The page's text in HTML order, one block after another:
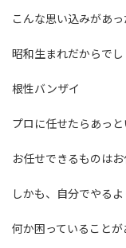
こんな思い込みがあ
昭和生まれだからで
根性バンザイ
プロに任せたらあっと
お任せできるものはお
しかも、自分でやる
何か困っていることが